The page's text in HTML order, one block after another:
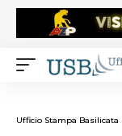
Ufficio Stampa Basilicata